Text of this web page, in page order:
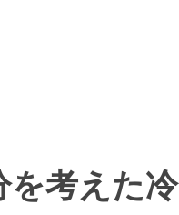
を考えた冷